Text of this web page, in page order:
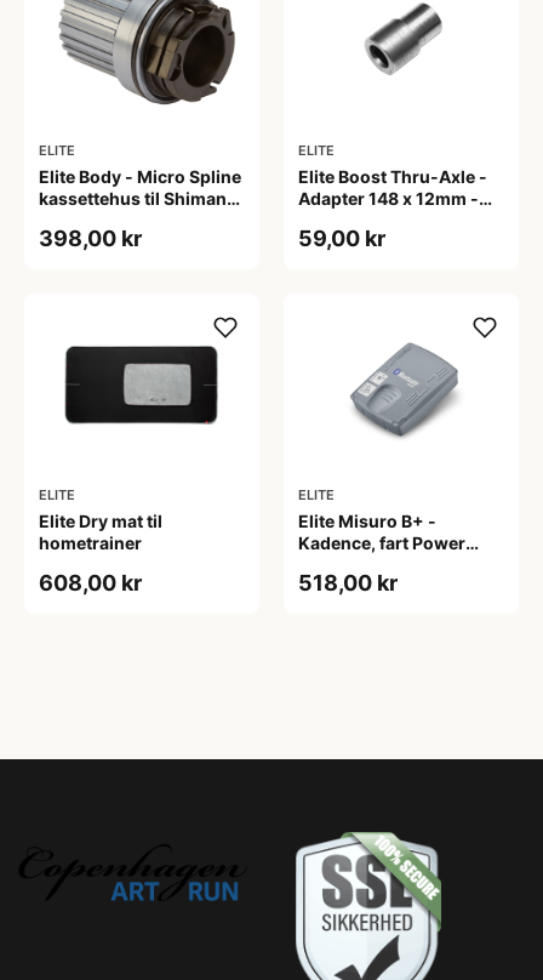
ELITE
Elite Body - Micro Spline
kassettehus til Shimano
398,00 kr
ELITE
Elite Boost Thru-Axle -
Adapter 148 x 12mm -
59,00 kr
ELITE
Elite Dry mat til
hometrainer
608,00 kr
ELITE
Elite Misuro B+ -
Kadence, fart Power
518,00 kr